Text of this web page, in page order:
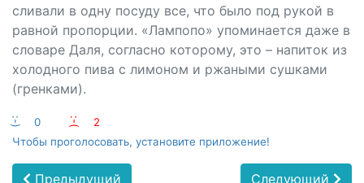
сливали в одну посуду все, что было под рукой в
равной пропорции. «Лампопо» упоминается даже в
словаре Даля, согласно которому, это – напиток из
холодного пива с лимоном и ржаными сушками
(гренками).
:-) 0 :-(
2
Чтобы проголосовать, установите приложение!
Предыдущий Следующий